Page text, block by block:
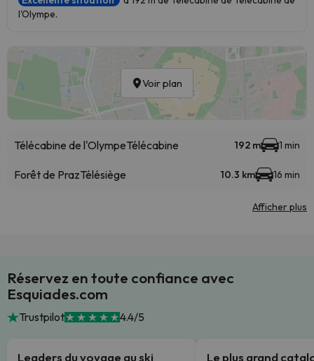
l'Olympe.
Voir plan
Télécabine de l'OlympeTélécabine 192 m 1 min
Forêt de PrazTélésiège 10.3 km 16 min
Afficher plus
Réservez en toute confiance avec
Esquiades.com
Trustpilot 4.4/5
Leaders du voyage au ski Le plus grand